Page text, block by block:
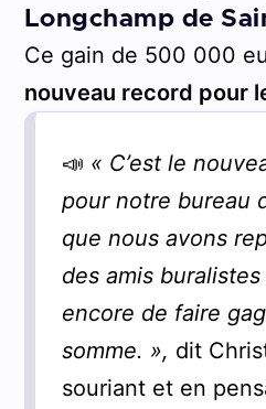
Longchamp de
Ce gain de 500 000
nouveau record pour
📣 « C’est le
pour notre bureau
que nous avons
des amis
encore de faire
somme. », dit
souriant et en